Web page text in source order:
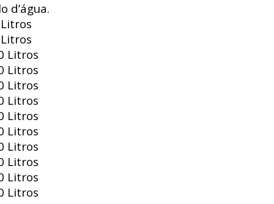
d’água.
Litros
Litros
Litros
Litros
Litros
Litros
Litros
Litros
Litros
Litros